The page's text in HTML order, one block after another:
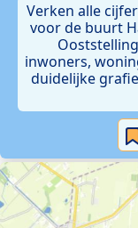
Verken alle
voor de buurt
inwoners,
duidelijke